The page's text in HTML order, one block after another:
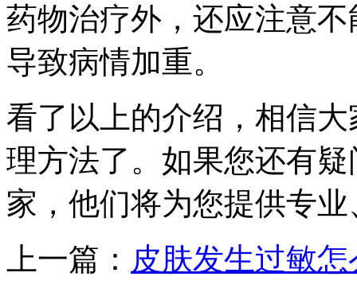
药物治疗外，还应注意
导致病情加重。
看了以上的介绍，相信
理方法了。如果您还有
家，他们将为您提供专
上一篇： 皮肤发生过敏